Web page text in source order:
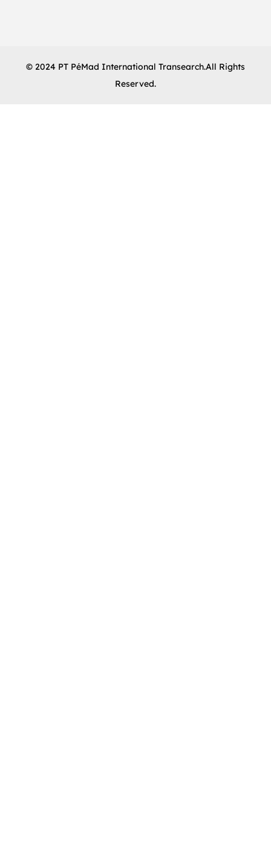
© 2024 PT PéMad International Transearch.All Rights
Reserved.